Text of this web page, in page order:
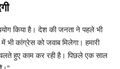
किया है। देश की जनता ने पहले भी
कांग्रेस को जवाब मिलेगा। हमारी
चलते हुए काम कर रही है। पिछले एक साल